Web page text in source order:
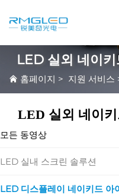
LED 실외 네이
홈페이지 > 지원 서비스
LED 실외 네이키
모든 동영상
LED 실내 스크린 솔루션
LED 디스플레이 네이키드 아